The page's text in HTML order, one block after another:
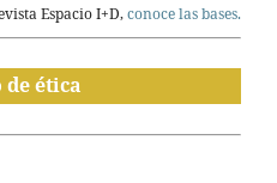
Espacio I+D,conoce las bases.
de ética